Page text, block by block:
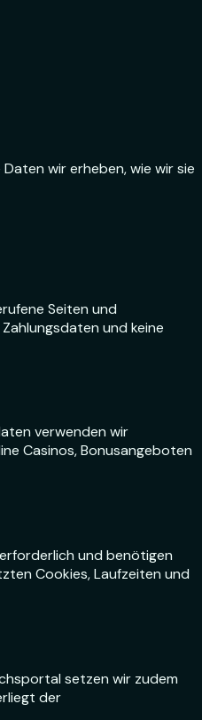
wir erheben, wie wir sie
Seiten und
und keine
verwenden wir
Casinos, Bonusangeboten
und benötigen
Cookies, Laufzeiten und
setzen wir zudem
der